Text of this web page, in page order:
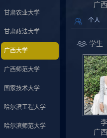
甘肃农业大学
甘肃政法大学
广西大学
广西师范大学
国家技术大学
哈尔滨工程大学
哈尔滨师范大学
广
个人
学生
广